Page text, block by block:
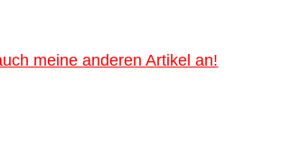
meine anderen Artikel an!